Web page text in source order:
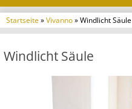
Startseite»Vivanno» Windlicht Säule
Windlicht Säule